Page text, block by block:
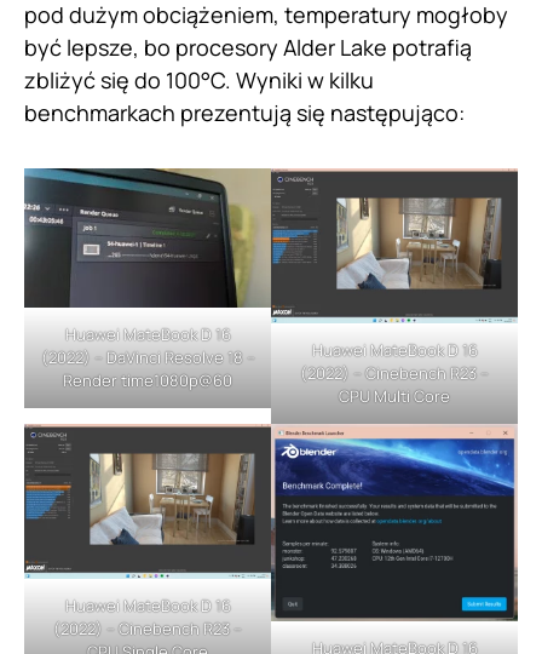
pod dużym obciążeniem, temperatury mogłoby
być lepsze, bo procesory Alder Lake potrafią
zbliżyć się do 100°C. Wyniki w kilku
benchmarkach prezentują się następująco:
Huawei MateBook D 16
(2022) – DaVinci Resolve 18 –
Render time1080p@60
Huawei MateBook D 16
(2022) – Cinebench R23 –
CPU Multi Core
Huawei MateBook D 16
(2022) – Cinebench R23 –
Huawei MateBook D 16